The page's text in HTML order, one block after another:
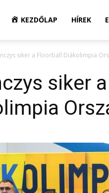
KEZDŐLAP HÍREK
siker a Floorball Diákolimpia
siker a